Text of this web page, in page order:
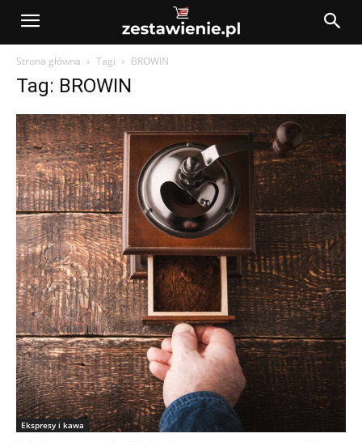
Strona główna Tagi BROWIN
Tag: BROWIN
Ekspresy i kawa